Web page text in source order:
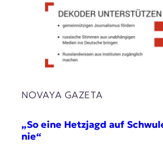
NOVAYA GAZETA
„So eine Hetzjagd auf
nie“